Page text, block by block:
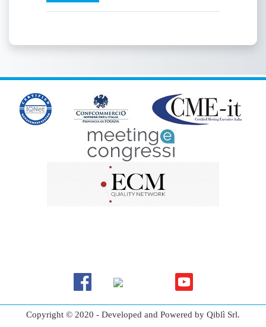
Copyright © 2020 - Developed and Powered by Qiblì Srl.